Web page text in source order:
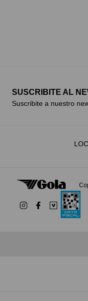
SUSCRIBITE AL
Suscribite a nuestro